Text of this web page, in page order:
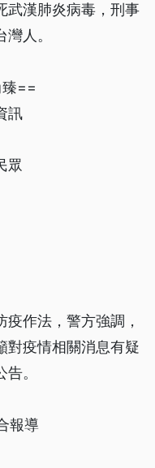
武漢肺炎病毒，刑事
人。
==
訊
眾
作法，警方強調，
對疫情相關消息有疑
。
報導